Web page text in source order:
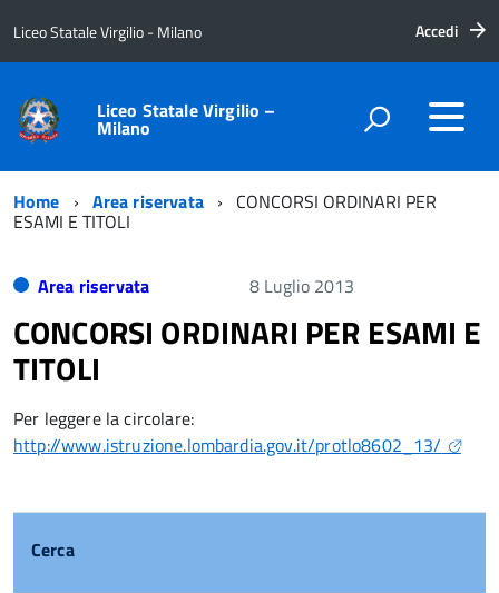
Liceo Statale Virgilio - Milano Accedi
Liceo Statale Virgilio –
Milano
Home Area riservata CONCORSI ORDINARI PER
ESAMI E TITOLI
Area riservata 8 Luglio 2013
CONCORSI ORDINARI PER ESAMI E
TITOLI
Per leggere la circolare:
http://www.istruzione.lombardia.gov.it/protlo8602_13/
Cerca